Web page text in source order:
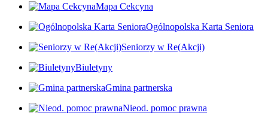
Mapa Cekcyna
Ogólnopolska Karta Seniora
Seniorzy w Re(Akcji)
Biuletyny
Gmina partnerska
Nieod. pomoc prawna